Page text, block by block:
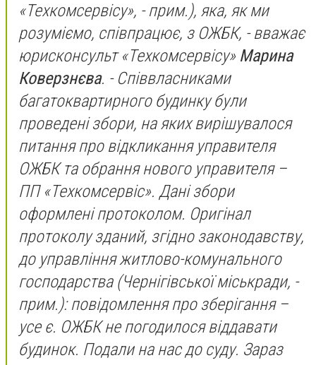
«Техкомсервісу», - прим.), яка, як ми
розуміємо, співпрацює, з ОЖБК, - вважає
юрисконсульт «Техкомсервісу» Марина
Коверзнєва. - Співвласниками
багатоквартирного будинку були
проведені збори, на яких вирішувалося
питання про відкликання управителя
ОЖБК та обрання нового управителя –
ПП «Техкомсервіс». Дані збори
оформлені протоколом. Оригінал
протоколу зданий, згідно законодавству,
до управління житлово-комунального
господарства(Чернігівської міськради, -
прим.): повідомлення про зберігання –
усе є. ОЖБК не погодилося віддавати
будинок. Подали на нас до суду. Зараз